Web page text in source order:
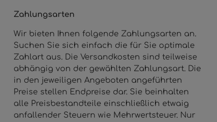
Zahlungsarten
Wir bieten Ihnen folgende Zahlungsarten an.
Suchen Sie sich einfach die für Sie optimale
Zahlart aus. Die Versandkosten sind teilweise
abhängig von der gewählten Zahlungsart. Die
in den jeweiligen Angeboten angeführten
Preise stellen Endpreise dar. Sie beinhalten
alle Preisbestandteile einschließlich etwaig
anfallender Steuern wie Mehrwertsteuer. Nur